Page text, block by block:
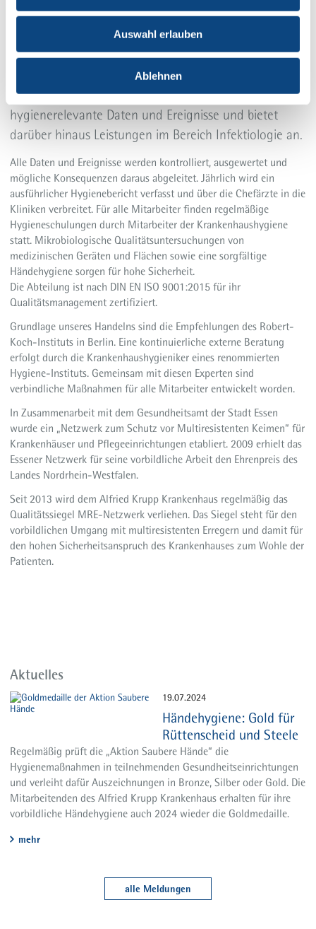
Auswahl erlauben
Ablehnen
Im Alfried Krupp Krankenhaus ist der Einsatz von
hygienebeauftragten Ärzten und Fachpflegekräften für
Hygiene selbstverständlich. Als eigenständige
Abteilung erfasst das Team kontinuierlich alle
hygienerelevante Daten und Ereignisse und bietet
darüber hinaus Leistungen im Bereich Infektiologie an.
Alle Daten und Ereignisse werden kontrolliert, ausgewertet und
mögliche Konsequenzen daraus abgeleitet. Jährlich wird ein
ausführlicher Hygienebericht verfasst und über die Chefärzte in die
Kliniken verbreitet. Für alle Mitarbeiter finden regelmäßige
Hygieneschulungen durch Mitarbeiter der Krankenhaushygiene
statt. Mikrobiologische Qualitätsuntersuchungen von
medizinischen Geräten und Flächen sowie eine sorgfältige
Händehygiene sorgen für hohe Sicherheit.
Die Abteilung ist nach DIN EN ISO 9001:2015 für ihr
Qualitätsmanagement zertifiziert.
Grundlage unseres Handelns sind die Empfehlungen des Robert-
Koch-Instituts in Berlin. Eine kontinuierliche externe Beratung
erfolgt durch die Krankenhaushygieniker eines renommierten
Hygiene-Instituts. Gemeinsam mit diesen Experten sind
verbindliche Maßnahmen für alle Mitarbeiter entwickelt worden.
In Zusammenarbeit mit dem Gesundheitsamt der Stadt Essen
wurde ein „Netzwerk zum Schutz vor Multiresistenten Keimen“ für
Krankenhäuser und Pflegeeinrichtungen etabliert. 2009 erhielt das
Essener Netzwerk für seine vorbildliche Arbeit den Ehrenpreis des
Landes Nordrhein-Westfalen.
Seit 2013 wird dem Alfried Krupp Krankenhaus regelmäßig das
Qualitätssiegel MRE-Netzwerk verliehen. Das Siegel steht für den
vorbildlichen Umgang mit multiresistenten Erregern und damit für
den hohen Sicherheitsanspruch des Krankenhauses zum Wohle der
Patienten.
Aktuelles
19.07.2024
Händehygiene: Gold für
Rüttenscheid und Steele
Regelmäßig prüft die „Aktion Saubere Hände“ die
Hygienemaßnahmen in teilnehmenden Gesundheitseinrichtungen
und verleiht dafür Auszeichnungen in Bronze, Silber oder Gold. Die
Mitarbeitenden des Alfried Krupp Krankenhaus erhalten für ihre
vorbildliche Händehygiene auch 2024 wieder die Goldmedaille.
mehr
alle Meldungen